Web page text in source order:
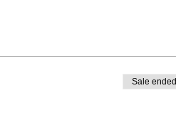
Sale ended